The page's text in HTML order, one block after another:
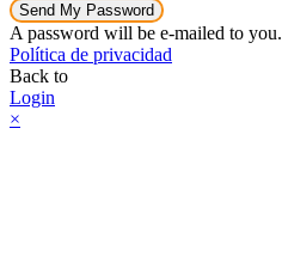
Send My Password
A password will be e-mailed to you.
Política de privacidad
Back to
Login
×